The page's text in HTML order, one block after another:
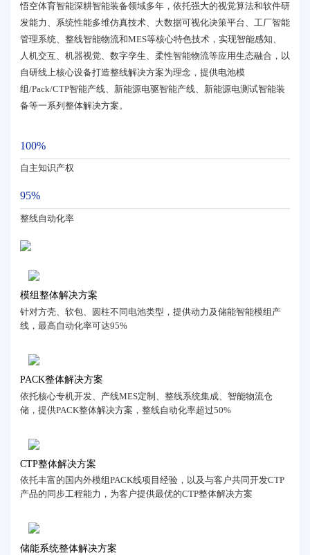
悟空体育智能深耕智能装备领域多年，依托强大的视觉算法和软件研
发能力、系统性能多维仿真技术、大数据可视化决策平台、工厂智能
管理系统、整线智能物流和MES等核心特色技术，实现智能感知、
人机交互、机器视觉、数字孪生、柔性智能物流等应用生态融合，以
自研线上核心设备打造整线解决方案为理念，提供电池模
组/Pack/CTP智能产线、新能源电驱智能产线、新能源电测试智能装
备等一系列整体解决方案。
100%
自主知识产权
95%
整线自动化率
模组整体解决方案
针对方壳、软包、圆柱不同电池类型，提供动力及储能智能模组产
线，最高自动化率可达95%
PACK整体解决方案
依托核心专机开发、产线MES定制、整线系统集成、智能物流仓
储，提供PACK整体解决方案，整线自动化率超过50%
CTP整体解决方案
依托丰富的国内外模组PACK线项目经验，以及与客户共同开发CTP
产品的同步工程能力，为客户提供最优的CTP整体解决方案
储能系统整体解决方案